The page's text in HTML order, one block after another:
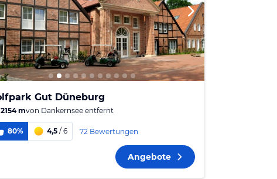
Gut Düneburg
2154 mvon Dankernsee entfernt
80% 4,5 / 6 72 Bewertungen
Angebote